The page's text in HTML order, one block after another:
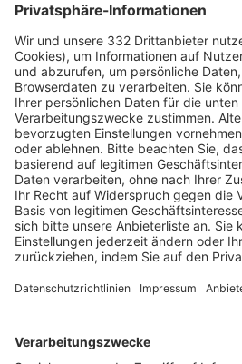
HÄUFIG BESUCHTE SEITEN
Pässe und Vereinswechsel
Trainerausbildung
Schulungsangebot Vereinsmitarbeiter
BFV-Geschäftsstellen
Trainerbörse
Login SpielPlus
FOLGE DEM BFV